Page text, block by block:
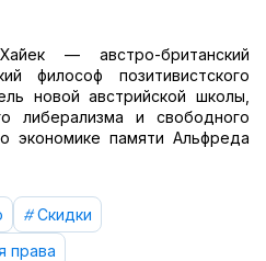
— австро-британский
философ позитивистского
новой австрийской школы,
либерализма и свободного
экономике памяти Альфреда
Скидки
права